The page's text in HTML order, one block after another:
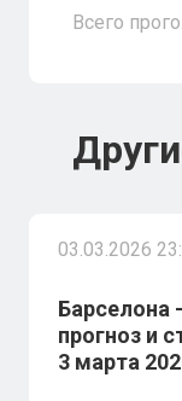
Всего
03.03.2026
Барселона
прогноз и
3 марта